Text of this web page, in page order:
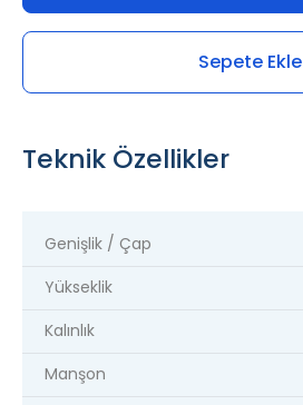
Sepete Ekle
Teknik Özellikler
Genişlik / Çap
Yükseklik
Kalınlık
Manşon